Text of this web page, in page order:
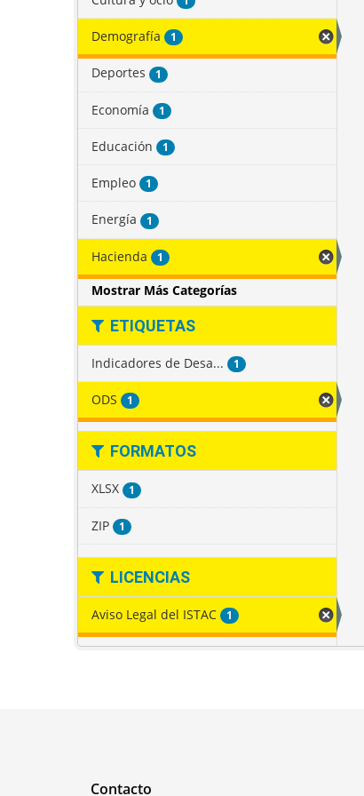
Demografía 1
Deportes 1
Economía 1
Educación 1
Empleo 1
Energía 1
Hacienda 1
Mostrar Más Categorías
ETIQUETAS
Indicadores de Desa... 1
ODS 1
FORMATOS
XLSX 1
ZIP 1
LICENCIAS
Aviso Legal del ISTAC 1
Contacto